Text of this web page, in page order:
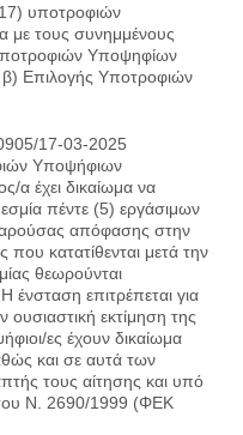
υποτροφιών
τους συνημμένους
Υποψηφίων
Επιλογής Υποτροφιών
17-03-2025
Υποψήφιων
α έχει δικαίωμα να
πέντε (5) εργάσιμων
απόφασης στην
κατατίθενται μετά την
θεωρούνται
ένσταση επιτρέπεται για
ουσιαστική εκτίμηση της
ες έχουν δικαίωμα
και σε αυτά των
τους αίτησης και υπό
Ν. 2690/1999 (ΦΕΚ